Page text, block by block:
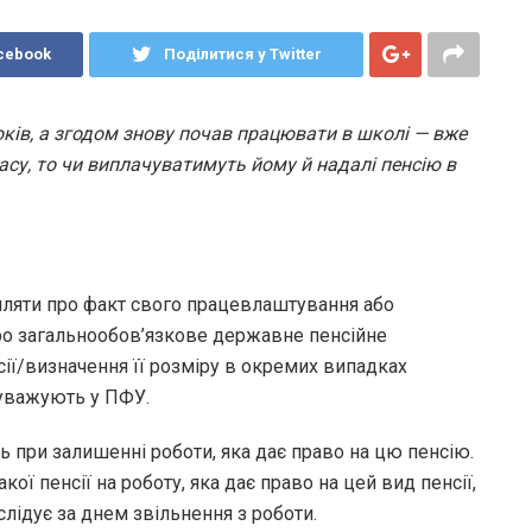
Поділитися у Twitter
а згодом знову почав працювати в школі — вже
то чи виплачуватимуть йому й надалі пенсію в
про факт свого працевлаштування або
загальнообов’язкове державне пенсійне
визначення її розміру в окремих випадках
у ПФУ.
при залишенні роботи, яка дає право на цю пенсію.
пенсії на роботу, яка дає право на цей вид пенсії,
за днем звільнення з роботи.